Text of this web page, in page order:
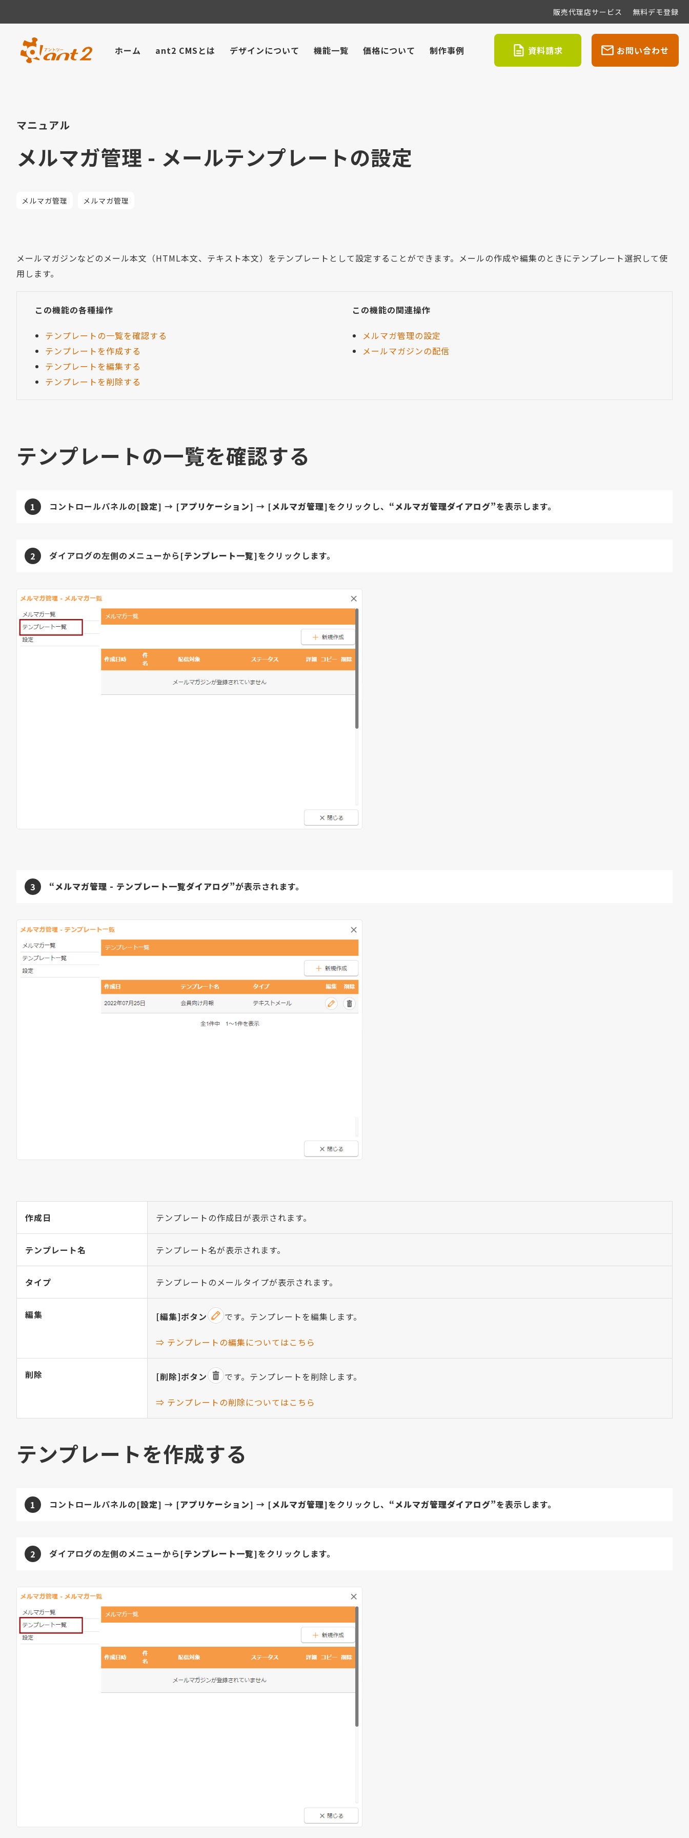
販売代理店サービス 無料デモ登録
ホーム ant2 CMSとは デザインについて 機能一覧 価格について 制作事例 資料請求 お問い合わせ
マニュアル
メルマガ管理 - メールテンプレートの設定
メルマガ管理 メルマガ管理
メールマガジンなどのメール本文（HTML本文、テキスト本文）をテンプレートとして設定することができます。メールの作成や編集のときにテンプレート選択して使
用します。
この機能の各種操作
テンプレートの一覧を確認する
テンプレートを作成する
テンプレートを編集する
テンプレートを削除する
この機能の関連操作
メルマガ管理の設定
メールマガジンの配信
テンプレートの一覧を確認する
1 コントロールパネルの[設定] → [アプリケーション] → [メルマガ管理]をクリックし、 “メルマガ管理ダイアログ”を表示します。
2 ダイアログの左側のメニューから [テンプレート一覧]をクリックします。
3 “メルマガ管理 - テンプレート一覧ダイアログ”が表示されます。
作成日 テンプレートの作成日が表示されます。
テンプレート名 テンプレート名が表示されます。
タイプ テンプレートのメールタイプが表示されます。
編集 [編集]ボタン です。テンプレートを編集します。
⇒ テンプレートの編集についてはこちら
削除 [削除]ボタン です。テンプレートを削除します。
⇒ テンプレートの削除についてはこちら
テンプレートを作成する
1 コントロールパネルの[設定] → [アプリケーション] → [メルマガ管理]をクリックし、 “メルマガ管理ダイアログ”を表示します。
2 ダイアログの左側のメニューから [テンプレート一覧]をクリックします。